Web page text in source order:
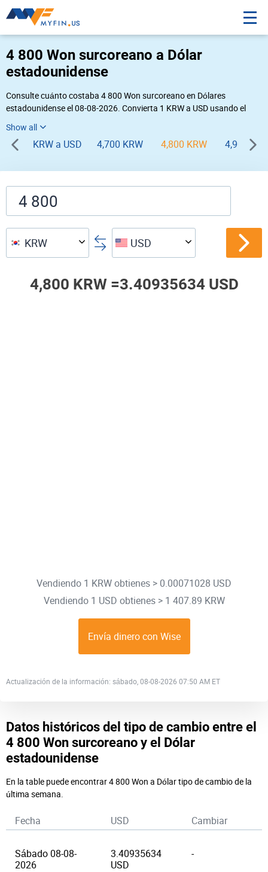
4 800 Won surcoreano a Dólar
estadounidense
Consulte cuánto costaba 4 800 Won surcoreano en Dólares
estadounidense el 08-08-2026. Convierta 1 KRW a USD usando el
inversa, vaya a «
KRW a USD 4,700 KRW 4,800 KRW 4,900
KRW USD
4,800 KRW =3.40935634 USD
Vendiendo 1 KRW obtienes > 0.00071028 USD
Vendiendo 1 USD obtienes > 1 407.89 KRW
Envía dinero con Wise
Actualización de la información: sábado, 08-08-2026 07:50 AM ET
Datos históricos del tipo de cambio entre el
4 800 Won surcoreano y el Dólar
estadounidense
En la table puede encontrar 4 800 Won a Dólar tipo de cambio de la
última semana.
Fecha USD Cambiar
Sábado 08-08-
2026
3.40935634
USD
-